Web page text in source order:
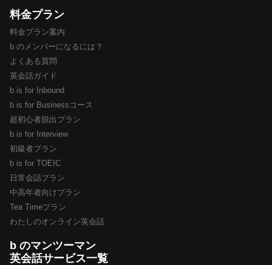
料金プラン
料金プラン案内
b のメンバーになるには？
よくある質問
英会話ガイド
b is for Inbound
b is for Businessコース
超初心者脱出プラン
b is for Interview
初級者プラン
b is for TOEIC
日常会話プラン
中高年者向けプラン
Tea Timeプラン
わたしのオンライン英会話
b のマンツーマン
英会話サービス一覧